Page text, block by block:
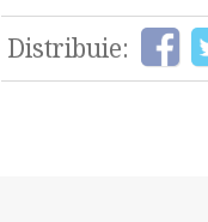
Distribuie: